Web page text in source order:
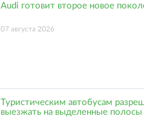
Audi готовит второе новое
07 августа 2026
Туристическим автобусам
выезжать на выделенные полосы